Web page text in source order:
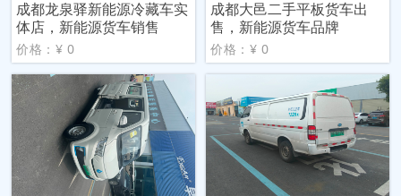
成都龙泉驿新能源冷藏车实
体店，新能源货车销售
价格：¥ 0
成都大邑二手平板货车出
售，新能源货车品牌
价格：¥ 0